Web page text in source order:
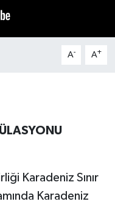
A- A+
Karadeniz Sınır
Karadeniz